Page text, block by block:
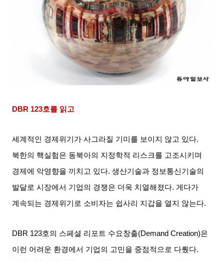
DBR 123호를 읽고
세계적인 경제위기가 사그라질 기미를 보이지 않고 있다.
북한의 핵실험은 동북아의 지정학적 리스크를 고조시키며
경제에 악영향을 끼치고 있다.생산기술과 정보통신기술의
발달로 시장에서 기업의 경쟁은 더욱 치열해졌다. 게다가
계속되는 경제위기로 소비자는 쉽사리 지갑을 열지 않는다.
DBR 123호의 스페셜 리포트 수요창출(Demand Creation)은
이런 어려운 환경에서 기업의 고민을 중점적으로 다뤘다.